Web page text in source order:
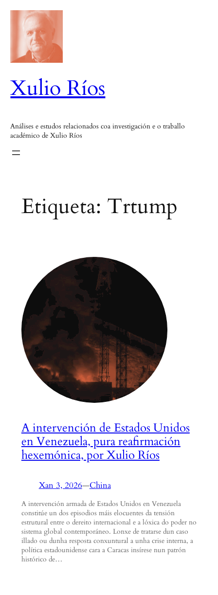
Saltar
contido
Xulio Ríos
Análises e estudos relacionados coa investigación e o traballo
académico de Xulio Ríos
Etiqueta: Trtump
A intervención de Estados Unidos
en Venezuela, pura reafirmación
hexemónica, por Xulio Ríos
Xan 3, 2026—China
A intervención armada de Estados Unidos en Venezuela
constitúe un dos episodios máis elocuentes da tensión
estrutural entre o dereito internacional e a lóxica do poder no
sistema global contemporáneo. Lonxe de tratarse dun caso
illado ou dunha resposta conxuntural a unha crise interna, a
política estadounidense cara a Caracas insírese nun patrón
histórico de…